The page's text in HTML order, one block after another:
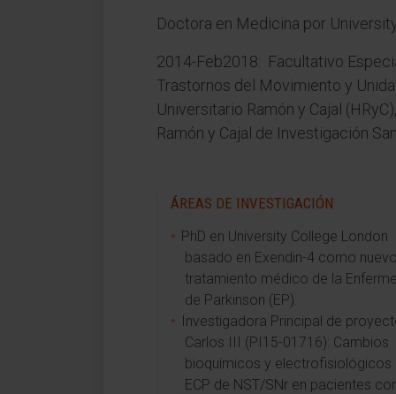
Doctora en Medicina por
2014-Feb2018: Facultativo
Trastornos del Movimiento y
Universitario Ramón y Cajal
Ramón y Cajal de Investigación
ÁREAS DE INVESTIGACIÓN
PhD en University College London
basado en Exendin-4 como nuevo
tratamiento médico de la
de Parkinson (EP).
Investigadora Principal de
Carlos III (PI15-01716): Cambios
bioquímicos y electrofisiológicos
ECP de NST/SNr en pacientes